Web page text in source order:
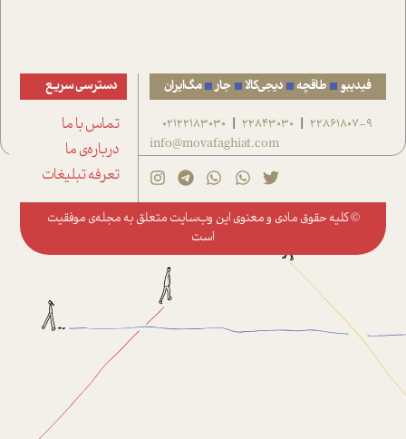
فیدیبو طاقچه دیجی‌کالا جار مگ‌ایران
22861807-9
|
22843030
|
02122183030
info@movafaghiat.com
دسترسی سریع
تماس با ما
درباره‌ی ما
تعرفه تبلیغات
© کلیه حقوق مادی و معنوی این وب‌سایت متعلق به مجله‌ی موفقیت
است